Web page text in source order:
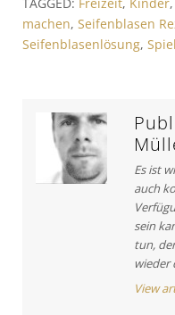
a
g
u
s
A
machen, Seifenblasen
Seifenblasenlösung,
Es ist
auch
sein
tun,
wieder
View